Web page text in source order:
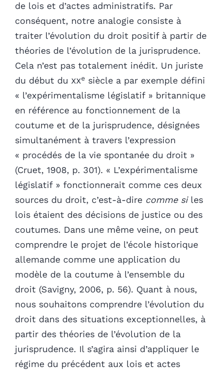
de lois et d’actes administratifs. Par
conséquent, notre analogie consiste à
traiter l’évolution du droit positif à partir de
théories de l’évolution de la jurisprudence.
Cela n’est pas totalement inédit. Un juriste
du début du xxe siècle a par exemple défini
« l’expérimentalisme législatif » britannique
en référence au fonctionnement de la
coutume et de la jurisprudence, désignées
simultanément à travers l’expression
« procédés de la vie spontanée du droit »
(Cruet, 1908, p. 301). « L’expérimentalisme
législatif » fonctionnerait comme ces deux
sources du droit, c’est-à-dire comme si les
lois étaient des décisions de justice ou des
coutumes. Dans une même veine, on peut
comprendre le projet de l’école historique
allemande comme une application du
modèle de la coutume à l’ensemble du
droit (Savigny, 2006, p. 56). Quant à nous,
nous souhaitons comprendre l’évolution du
droit dans des situations exceptionnelles, à
partir des théories de l’évolution de la
jurisprudence. Il s’agira ainsi d’appliquer le
régime du précédent aux lois et actes